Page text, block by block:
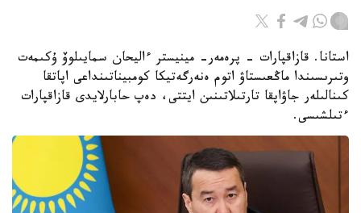
استانا. قازاقپارات - پرەمەر- مينيستر ءاليحان سمايىلوۆ ۇكىمەت
وتىرىسىندا ماڭعىستاۋ اتوم ەنەرگەتيكا كومبيناتىنداعى اپاتقا
كىنالىلەر جاۋاپقا تارتىلاتىنىن ايتتى، دەپ حابارلايدى قازاقپارات
ءتىلشىسى.